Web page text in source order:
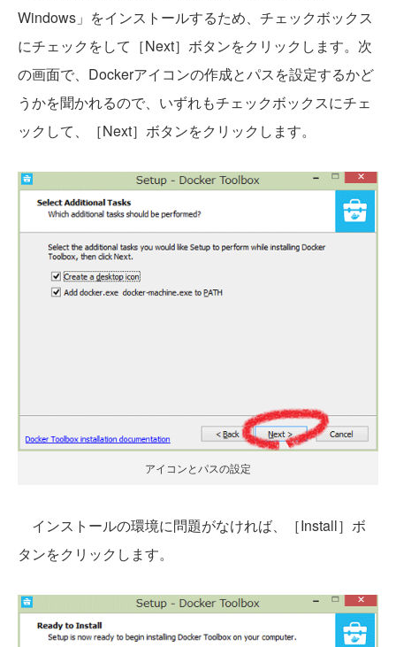
Windows」をインストールするため、チェックボックス
にチェックをして［Next］ボタンをクリックします。次
の画面で、Dockerアイコンの作成とパスを設定するかど
うかを聞かれるので、いずれもチェックボックスにチェ
ックして、［Next］ボタンをクリックします。
アイコンとパスの設定
インストールの環境に問題がなければ、［Install］ボ
タンをクリックします。